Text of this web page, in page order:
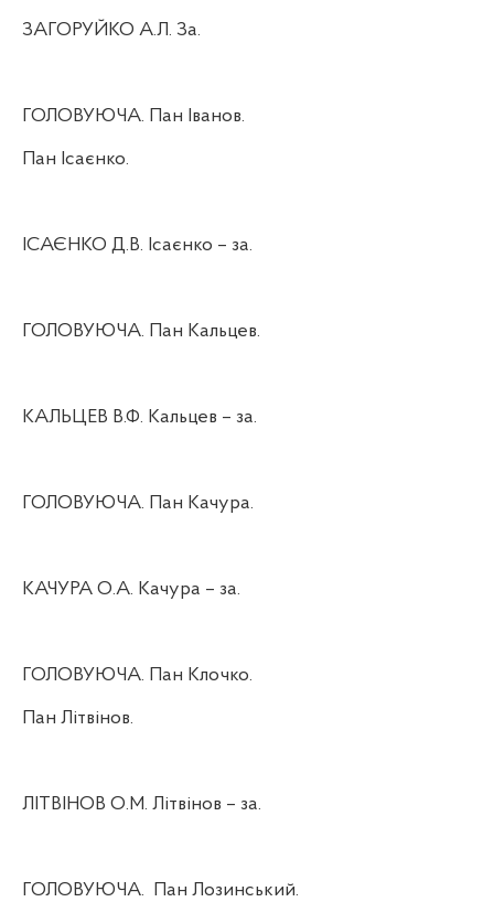
ЗАГОРУЙКО А.Л. За.
ГОЛОВУЮЧА. Пан Іванов.
Пан Ісаєнко.
ІСАЄНКО Д.В. Ісаєнко – за.
ГОЛОВУЮЧА. Пан Кальцев.
КАЛЬЦЕВ В.Ф. Кальцев – за.
ГОЛОВУЮЧА. Пан Качура.
КАЧУРА О.А. Качура – за.
ГОЛОВУЮЧА. Пан Клочко.
Пан Літвінов.
ЛІТВІНОВ О.М. Літвінов – за.
ГОЛОВУЮЧА. Пан Лозинський.